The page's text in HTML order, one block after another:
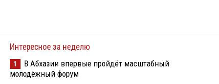
Интересное за неделю
1
В Абхазии впервые пройдёт масштабный
молодёжный форум